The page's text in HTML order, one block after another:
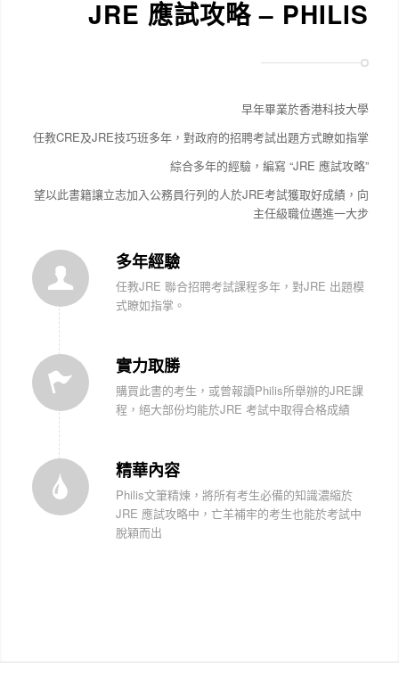
JRE 應試攻略 – PHILIS
早年畢業於香港科技大學
任教CRE及JRE技巧班多年，對政府的招聘考試出題方式瞭如指掌
綜合多年的經驗，編寫 “JRE 應試攻略”
望以此書籍讓立志加入公務員行列的人於JRE考試獲取好成績，向
主任級職位邁進一大步
多年經驗
任教JRE 聯合招聘考試課程多年，對JRE 出題模
式瞭如指掌。
實力取勝
購買此書的考生，或曾報讀Philis所舉辦的JRE課
程，絕大部份均能於JRE 考試中取得合格成績
精華內容
Philis文筆精煉，將所有考生必備的知識濃縮於
JRE 應試攻略中，亡羊補牢的考生也能於考試中
脫穎而出